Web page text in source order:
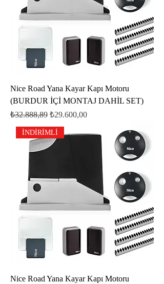
Nice Road Yana Kayar Kapı Motoru
(BURDUR İÇİ MONTAJ DAHİL SET)
Normal Fiyat
₺32.888,89 İndirimli Fiyat
₺29.600,00
İNDİRİMLİ
Nice Road Yana Kayar Kapı Motoru